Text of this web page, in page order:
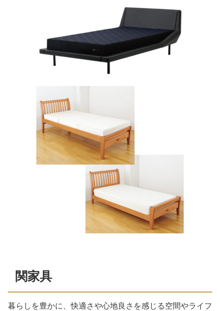
関家具
暮らしを豊かに、快適さや心地良さを感じる空間やライフ